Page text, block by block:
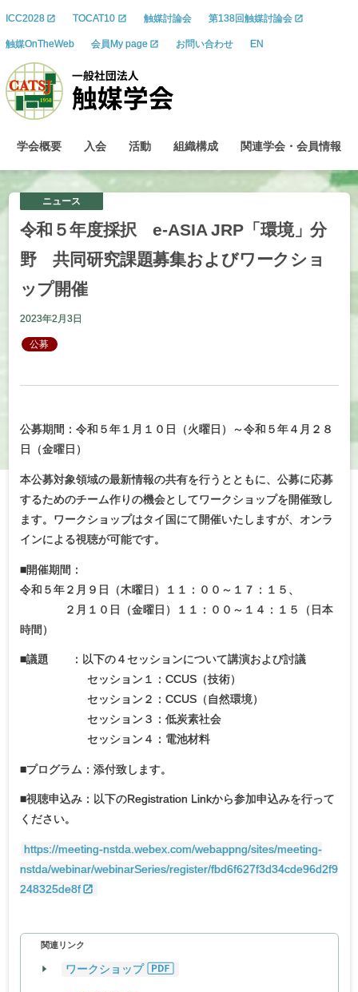
ICC2028 TOCAT10 触媒討論会 第138回触媒討論会
触媒OnTheWeb 会員My page お問い合わせ EN
学会概要 入会 活動 組織構成 関連学会 ・ 会員情報
ニュース
令和 ５年度採択 e-ASIA JRP 「環境」分
野
共同研究課題募集およびワークショ
ップ開催
2023年2月3日
公募
公募期間：令和５年１月１０日（火曜日）～令和５年４月２８
日（金曜日）
本公募対象領域の最新情報の共有を行うとともに、公募に応募
するためのチーム作りの機会としてワークショップを開催致し
ます。ワークショップはタイ国にて開催いたしますが、オンラ
インによる視聴が可能です。
■開催期間：
令和５年２月９日（木曜日）１１：００～１７：１５、
２月１０日（金曜日）１１：００～１４：１５（日本
時間）
■議題 ：以下の４セッションについて講演および討議
セッション１：CCUS（技術）
セッション２：CCUS（自然環境）
セッション３：低炭素社会
セッション４：電池材料
■プログラム：添付致します。
■視聴申込み：以下のRegistration Linkから参加申込みを行って
ください。
https://meeting-nstda.webex.com/webappng/sites/meeting-
nstda/webinar/webinarSeries/register/fbd6f627f3d34cde96d2f9
248325de8f
関連リンク
ワークショップ